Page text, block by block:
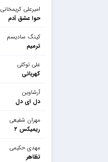
امیرعلی کریمخانی
حوا عشق آدم
کینگ سادیسم
ترمیم
علی توکلی
کهربائی
آرشاوین
دل ای دل
مهران شفیعی
ریمیکس ۲
مهدی حکیمی
تظاهر